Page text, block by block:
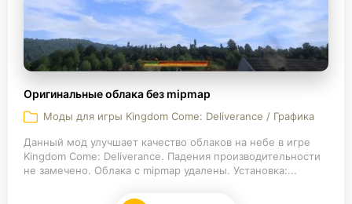
Оригинальные облака без mipmap
Моды для игры Kingdom Come: Deliverance / Графика
Данный мод улучшает качество облаков на небе в игре
Kingdom Come: Deliverance. Падения производительности
не замечено. Облака с mipmap удалены. Установка:...